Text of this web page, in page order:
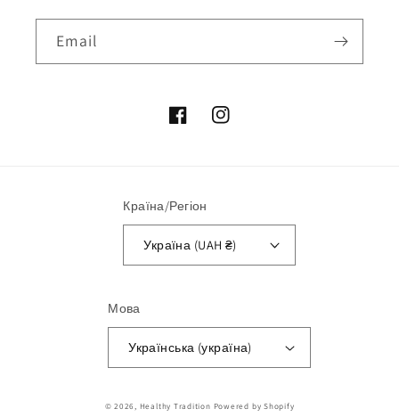
Email
FacebookInstagram
Країна/Регіон
Україна (UAH ₴)
Мова
Українська (україна)
© 2026, Healthy Tradition Powered by Shopify